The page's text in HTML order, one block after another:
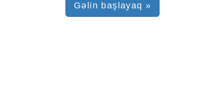
Gəlin başlayaq »